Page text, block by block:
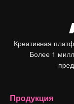
Креативная
Более 1
Продукция